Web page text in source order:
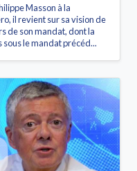
Masson à la
il revient sur sa vision de
de son mandat, dont la
le mandat précéd...